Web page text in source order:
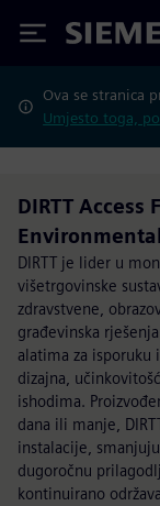
Siemens
Ova se stranica
Umjesto toga,
DIRTT Access
DIRTT je lider u
višetrgovinske
zdravstvene,
građevinska
alatima za isporuku
dizajna,
ishodima.
dana ili manje,
instalacije,
dugoročnu
kontinuirano